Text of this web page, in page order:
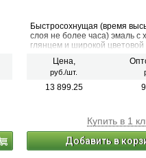
Быстросохнущая (время
слоя не более часа) эмаль с
глянцем и широкой цветовой
водостойкостью покрытия.
эластичную и ударопрочную
твердости. После высыхания
Цена,
руб./шт.
13 899.25
Купить в 1
Добавить в